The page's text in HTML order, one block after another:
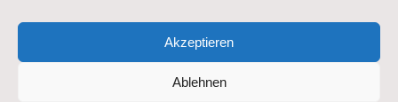
Akzeptieren
Ablehnen
Zur Hauptseite